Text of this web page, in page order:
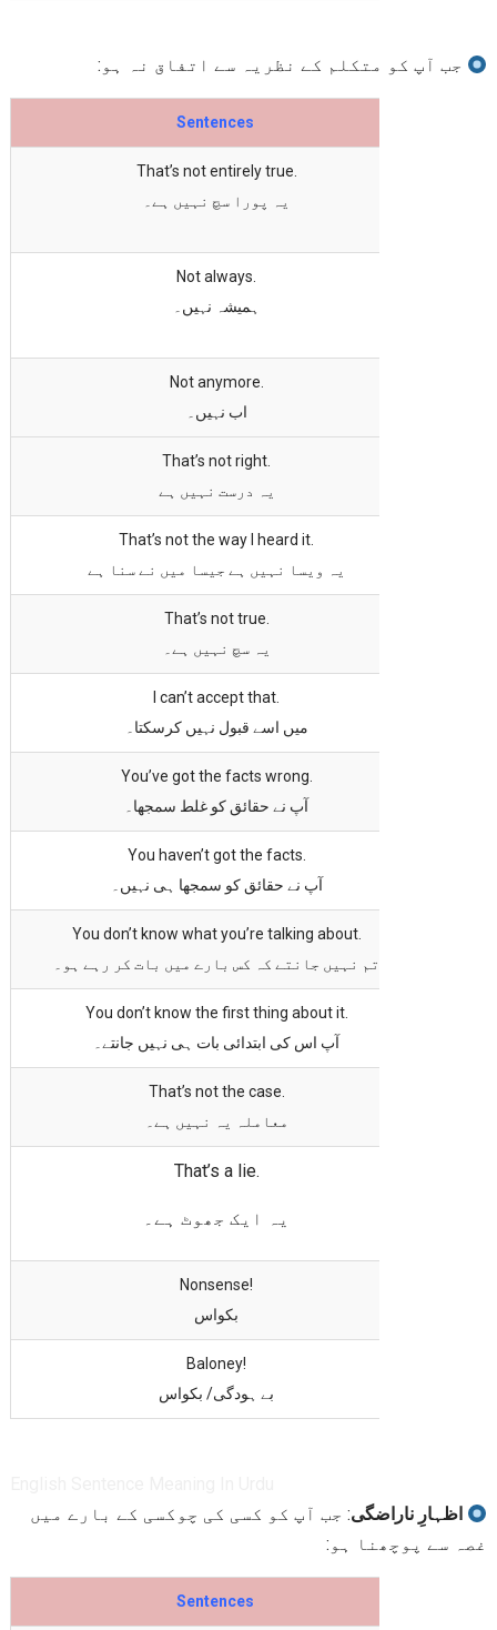
جب آپ کو متکلم کے نظریہ سے اتفاق نہ ہو:
Sentences
That’s not entirely true.
یہ پورا سچ نہیں ہے۔
Not always.
ہمیشہ نہیں۔
Not anymore.
اب نہیں۔
That’s not right.
یہ درست نہیں ہے
That’s not the way I heard it.
یہ ویسا نہیں ہے جیسا میں نے سنا ہے
That’s not true.
یہ سچ نہیں ہے۔
I can’t accept that.
میں اسے قبول نہیں کرسکتا۔
You’ve got the facts wrong.
آپ نے حقائق کو غلط سمجھا۔
You haven’t got the facts.
آپ نے حقائق کو سمجھا ہی نہیں۔
You don’t know what you’re talking about.
تم نہیں جانتے کہ کس بارے میں بات کر رہے ہو۔
You don’t know the first thing about it.
آپ اس کی ابتدائی بات ہی نہیں جانتے۔
That’s not the case.
معاملہ یہ نہیں ہے۔
That’s a lie.
یہ ایک جھوٹ ہے۔
Nonsense!
بکواس
Baloney!
بے ہودگی/ بکواس
اظہارِ ناراضگی: جب آپ کو کسی کی چوکسی کے بارے میں
غصہ سے پوچھنا ہو:
Sentences